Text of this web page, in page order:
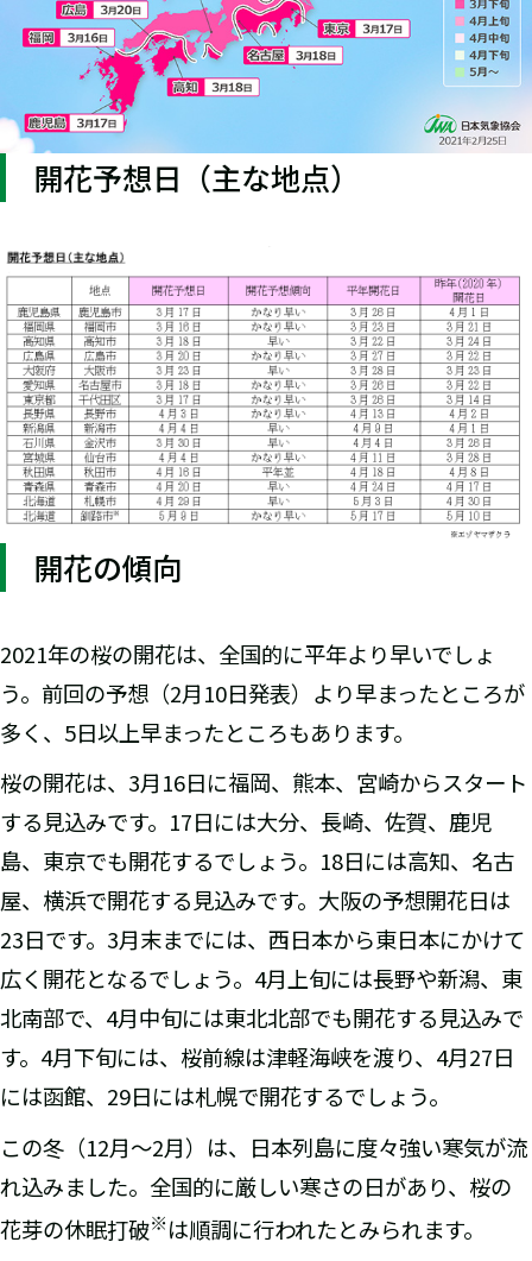
開花予想日（主な地点）
開花の傾向
2021年の桜の開花は、全国的に平年より早いでしょ
う。前回の予想（2月10日発表）より早まったところが
多く、5日以上早まったところもあります。
桜の開花は、3月16日に福岡、熊本、宮崎からスタート
する見込みです。17日には大分、長崎、佐賀、鹿児
島、東京でも開花するでしょう。18日には高知、名古
屋、横浜で開花する見込みです。大阪の予想開花日は
23日です。3月末までには、西日本から東日本にかけて
広く開花となるでしょう。4月上旬には長野や新潟、東
北南部で、4月中旬には東北北部でも開花する見込みで
す。4月下旬には、桜前線は津軽海峡を渡り、4月27日
には函館、29日には札幌で開花するでしょう。
この冬（12月～2月）は、日本列島に度々強い寒気が流
れ込みました。全国的に厳しい寒さの日があり、桜の
花芽の休眠打破※は順調に行われたとみられます。